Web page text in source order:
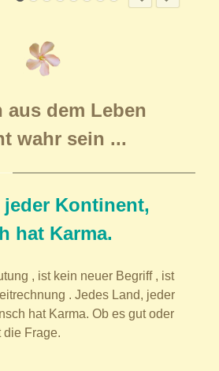
aus dem Leben
wahr sein ...
Kontinent,
hat Karma.
, ist kein neuer Begriff , ist
. Jedes Land, jeder
hat Karma. Ob es gut oder
die Frage.